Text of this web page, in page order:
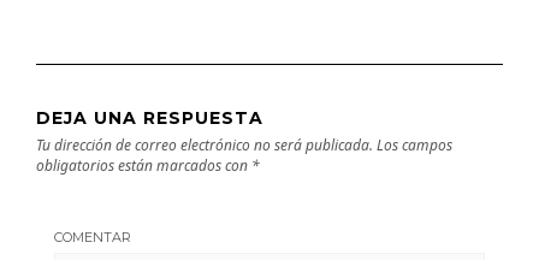
DEJA UNA RESPUESTA
Tu dirección de correo electrónico no será publicada. Los campos
obligatorios están marcados con *
COMENTAR